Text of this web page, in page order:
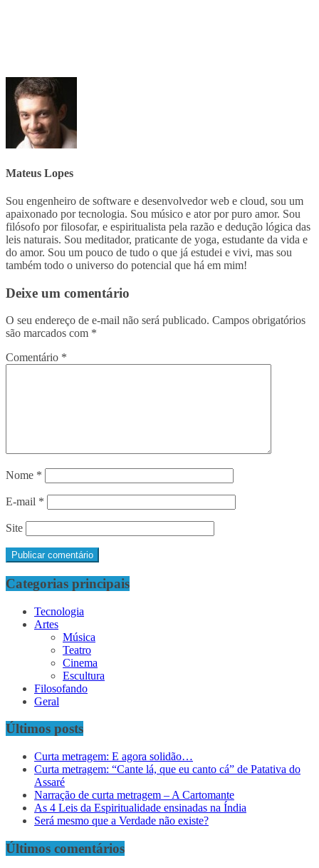
Mateus Lopes
Sou engenheiro de software e desenvolvedor web e cloud, sou um
apaixonado por tecnologia. Sou músico e ator por puro amor. Sou
filósofo por filosofar, e espiritualista pela razão e dedução lógica das
leis naturais. Sou meditador, praticante de yoga, estudante da vida e
do amor. Sou um pouco de tudo o que já estudei e vivi, mas sou
também todo o universo do potencial que há em mim!
Deixe um comentário
O seu endereço de e-mail não será publicado. Campos obrigatórios
são marcados com *
Comentário *
Nome *
E-mail *
Site
Categorias principais
Tecnologia
Artes
Música
Teatro
Cinema
Escultura
Filosofando
Geral
Últimos posts
Curta metragem: E agora solidão…
Curta metragem: “Cante lá, que eu canto cá” de Patativa do
Assaré
Narração de curta metragem – A Cartomante
As 4 Leis da Espiritualidade ensinadas na Índia
Será mesmo que a Verdade não existe?
Últimos comentários